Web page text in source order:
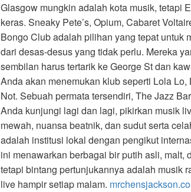
Glasgow mungkin adalah kota musik, tetapi
keras. Sneaky Pete’s, Opium, Cabaret
Bongo Club adalah pilihan yang tepat untuk
dari desas-desus yang tidak perlu. Mereka
sembilan harus tertarik ke George St dan
Anda akan menemukan klub seperti Lola
Not. Sebuah permata tersendiri, The Jazz
Anda kunjungi lagi dan lagi, pikirkan musik
mewah, nuansa beatnik, dan sudut serta
adalah institusi lokal dengan pengikut
ini menawarkan berbagai bir putih asli, malt,
tetapi bintang pertunjukannya adalah musik
live hampir setiap malam.